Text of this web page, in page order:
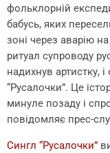
фольклорній
бабусь, яких
зоні через аварію
ритуал супроводу
надихнув артистку,
“Русалочки”. Це
минуле позаду і
повідомляє прес-
Сингл “Русалочки”